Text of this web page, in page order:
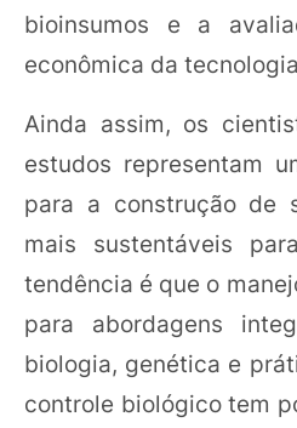
bioinsumos e a
econômica da
Ainda assim, os
estudos representam
para a construção de
mais sustentáveis
tendência é que o
para abordagens
biologia, genética e
controle biológico tem